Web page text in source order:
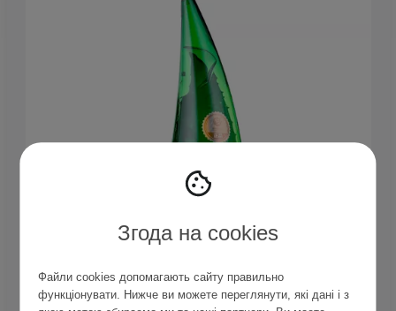
Згода на cookies
Файли cookies допомагають сайту правильно
функціонувати. Нижче ви можете переглянути, які дані і з